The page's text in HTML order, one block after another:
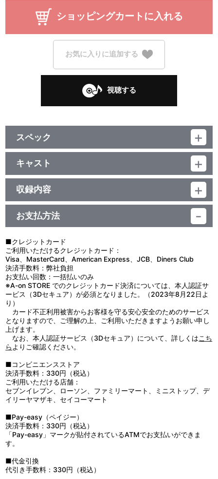
ショッピングカートに入れる
お気に入りに追加する
視聴する
スペック
品番：LACA-9696
ジャンル：国内アニメ音楽
アルバム
／97分
キャスト
Yuki Kajiura × Void_Chords
収録内容
お支払方法
■クレジットカード
ご利用いただけるクレジットカード：
Visa、MasterCard、American Express、JCB、Diners Club
決済手数料：弊社負担
お支払い回数：一括払いのみ
※A-on STORE でのクレジットカード決済については、本人認証サ
ービス（3Dセキュア）が必須となりました。（2023年8月22日よ
り）
カード不正利用被害からお客様を守る安心安全のためのサービス
となりますので、ご理解の上、ご利用いただきますようお願い申し
上げます。
なお、本人認証サービス（3Dセキュア）について、詳しくはこち
らよりご確認ください。
■コンビニエンスストア
決済手数料：330円（税込）
ご利用いただける店舗：
セブンイレブン、ローソン、ファミリーマート、ミニストップ、デ
イリーヤマザキ、セイコーマート
■Pay-easy（ペイジー）
決済手数料：330円（税込）
「Pay-easy」マークが貼付されているATMでお支払いができま
す。
■代金引換
代引き手数料：330円（税込）